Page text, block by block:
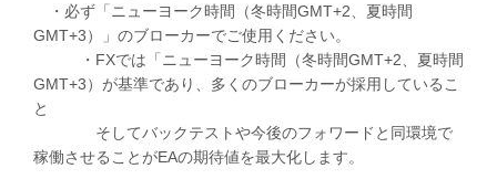
・必ず「ニューヨーク時間（冬時間GMT+2、夏時間
GMT+3）」のブローカーでご使用ください。
・FXでは「ニューヨーク時間（冬時間GMT+2、夏時間
GMT+3）が基準であり、多くのブローカーが採用しているこ
と
そしてバックテストや今後のフォワードと同環境で
稼働させることがEAの期待値を最大化します。